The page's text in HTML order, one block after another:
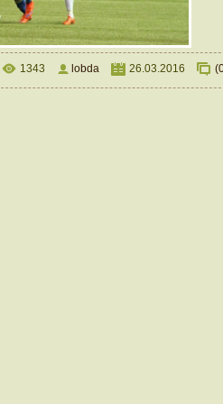
1343 lobda 26.03.2016